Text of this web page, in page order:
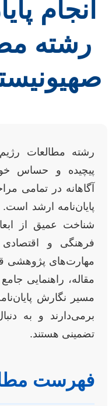
انجام
رشته
رشته مطالعات
پیچیده و حساس
آگاهانه در تمامی
پایان‌نامه ارشد
شناخت عمیق از
فرهنگی و اقتصادی
مهارت‌های پژوهشی
مقاله، راهنمایی
مسیر نگارش
برمی‌دارند و به
تضمینی هستند.
فهرست